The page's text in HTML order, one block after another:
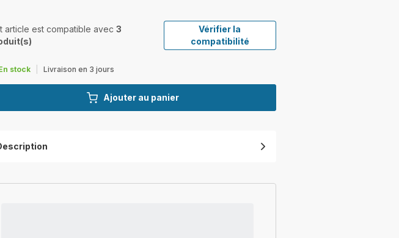
article est compatible avec 3
Vérifier la
compatibilité
stock Livraison en 3 jours
Ajouter au panier